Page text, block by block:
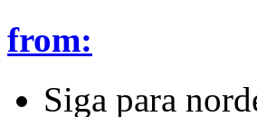
from:
Siga para